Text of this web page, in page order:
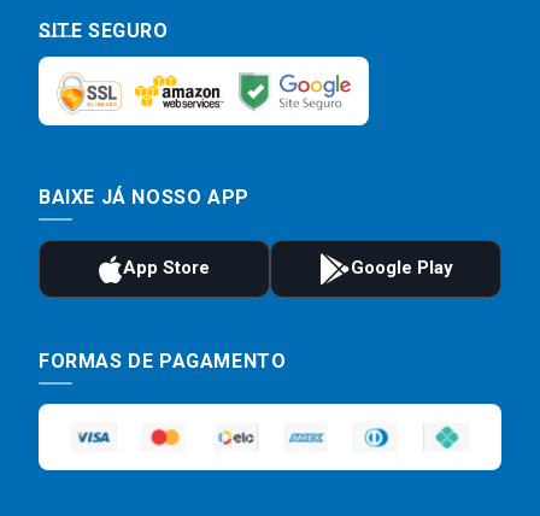
SITE SEGURO
BAIXE JÁ NOSSO APP
FORMAS DE PAGAMENTO